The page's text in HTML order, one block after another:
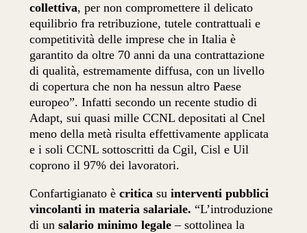
collettiva, per non compromettere il delicato
equilibrio fra retribuzione, tutele contrattuali e
competitività delle imprese che in Italia è
garantito da oltre 70 anni da una contrattazione
di qualità, estremamente diffusa, con un livello
di copertura che non ha nessun altro Paese
europeo”. Infatti secondo un recente studio di
Adapt, sui quasi mille CCNL depositati al Cnel
meno della metà risulta effettivamente applicata
e i soli CCNL sottoscritti da Cgil, Cisl e Uil
coprono il 97% dei lavoratori.
Confartigianato ècritica su interventi pubblici
vincolanti in materia salariale. “L’introduzione
di unsalario minimo legale – sottolinea la